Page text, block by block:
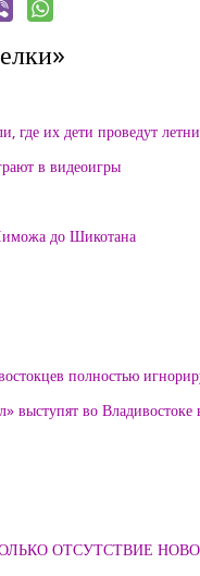
где их дети проведут
в видеоигры
до Шикотана
полностью
выступят во
ОТСУТСТВИЕ